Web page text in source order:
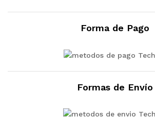
Forma de Pago
Formas de Envío